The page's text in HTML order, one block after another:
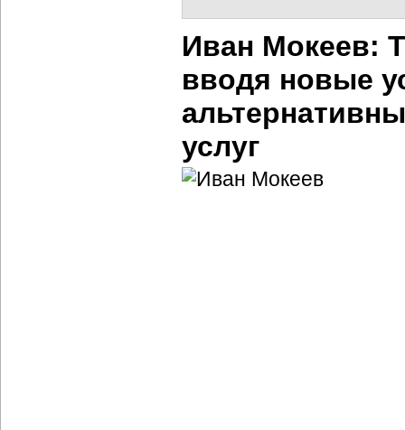
Иван Мокеев:
вводя новые
услуг